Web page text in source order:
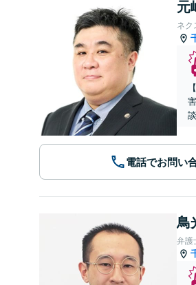
元
ネク
電話でお問い
鳥
弁護